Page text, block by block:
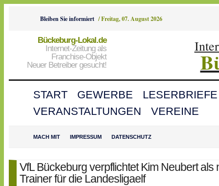
Bleiben Sie informiert /Freitag, 07. August 2026
Bückeburg-Lokal.de
Internet-Zeitung als
Franchise-Objekt
Neuer Betreiber gesucht!
START GEWERBE
LESERBRIEFE
VERANSTALTUNGEN
VEREINE
MACH MIT IMPRESSUM DATENSCHUTZ
VfL Bückeburg verpflichtet Kim Neubert als
Trainer für die Landesligaelf